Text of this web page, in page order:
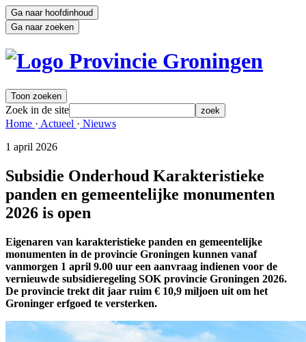
Ga naar hoofdinhoud
Ga naar zoeken
Toon zoeken
Zoek in de site zoek
Home · Actueel · Nieuws
1 april 2026
Subsidie Onderhoud Karakteristieke
panden en gemeentelijke monumenten
2026 is open
Eigenaren van karakteristieke panden en gemeentelijke
monumenten in de provincie Groningen kunnen vanaf
vanmorgen 1 april 9.00 uur een aanvraag indienen voor de
vernieuwde subsidieregeling SOK provincie Groningen 2026.
De provincie trekt dit jaar ruim € 10,9 miljoen uit om het
Groninger erfgoed te versterken.